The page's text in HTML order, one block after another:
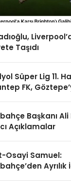
Taşıdı
Süper Lig 11.
FK,
Başkanı Ali
Açıklamalar
Osayi Samuel: